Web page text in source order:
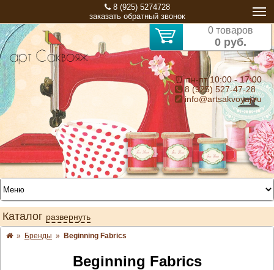
8 (925) 5274728
заказать обратный звонок
0 товаров
0 руб.
⏰ пн-пт 10:00 - 17:00
8 (925) 527-47-28
info@artsakvoyaj.ru
Каталог развернуть
» Бренды » Beginning Fabrics
Beginning Fabrics